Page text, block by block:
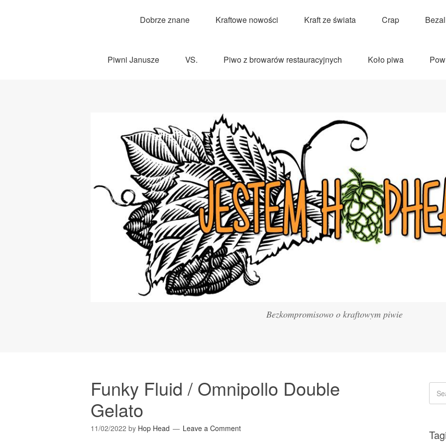
Dobrze znane Kraftowe nowości Kraft ze świata Crap
Piwni Janusze VS. Piwo z browarów restauracyjnych Koło piwa
Bezkompromisowo o kraftowym piwie
Funky Fluid / Omnipollo Double
Gelato
11/02/2022 by Hop Head Leave a Comment